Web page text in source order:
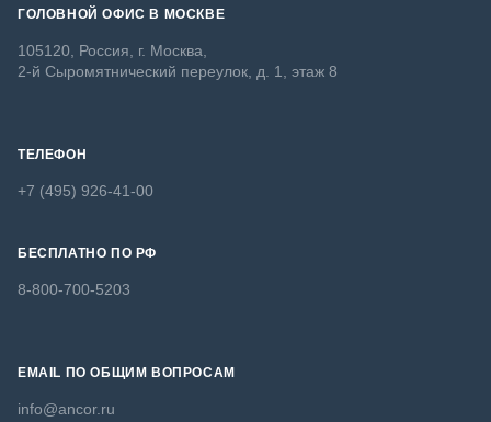
ГОЛОВНОЙ ОФИС В МОСКВЕ
105120, Россия, г. Москва,
2-й Сыромятнический переулок, д. 1, этаж 8
ТЕЛЕФОН
+7 (495) 926-41-00
БЕСПЛАТНО ПО РФ
8-800-700-5203
EMAIL ПО ОБЩИМ ВОПРОСАМ
info@ancor.ru